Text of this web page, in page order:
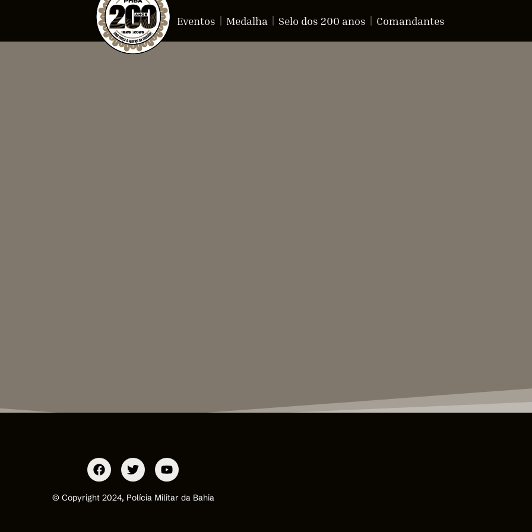
Eventos Medalha Selo dos 200 anos Comandantes
© Copyright 2024, Polícia Militar da Bahia